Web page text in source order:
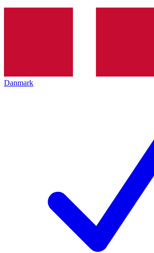
Danmark